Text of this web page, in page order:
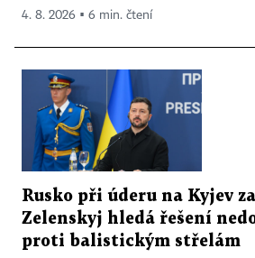
4. 8. 2026 ▪ 6 min. čtení
Rusko při úderu na Kyjev
Zelenskyj hledá řešení
proti balistickým střelám